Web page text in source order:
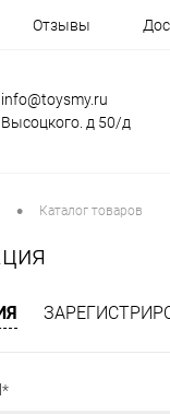
Отзывы
info@toysmy.ru
Высоцкого. д 50/д
• Каталог товаров